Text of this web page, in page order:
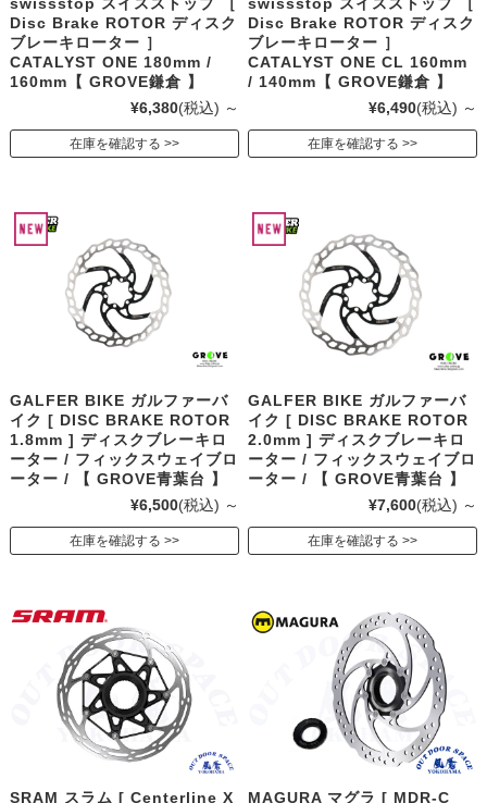
Disc Brake ROTOR ディスク
ブレーキローター ］
CATALYST ONE 180mm /
160mm【 GROVE鎌倉 】
¥6,380(税込) ～
在庫を確認する
Disc Brake ROTOR ディスク
ブレーキローター ］
CATALYST ONE CL 160mm
/ 140mm【 GROVE鎌倉 】
¥6,490(税込) ～
在庫を確認する
GALFER BIKE ガルファーバ
イク [ DISC BRAKE ROTOR
1.8mm ] ディスクブレーキロ
ーター / フィックスウェイブロ
ーター / 【 GROVE青葉台 】
¥6,500(税込) ～
在庫を確認する
GALFER BIKE ガルファーバ
イク [ DISC BRAKE ROTOR
2.0mm ] ディスクブレーキロ
ーター / フィックスウェイブロ
ーター / 【 GROVE青葉台 】
¥7,600(税込) ～
在庫を確認する
SRAM スラム [ Centerline X MAGURA マグラ [ MDR-C